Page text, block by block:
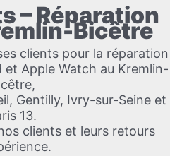
– Réparation
Bicêtre
clients pour la réparation
et Apple Watch au Kremlin-
Gentilly, Ivry-sur-Seine et
13.
clients et leurs retours